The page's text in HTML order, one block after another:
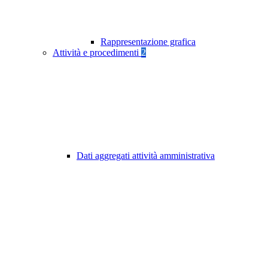
Rappresentazione grafica
Attività e procedimenti 2
Dati aggregati attività amministrativa